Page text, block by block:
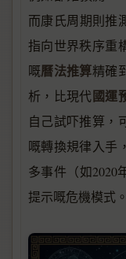
而康氏周期則推
指向世界秩序重
嘅曆法推算精確
析，比現代國運
自己試吓推算，
嘅轉換規律入手
多事件（如2020
提示嘅危機模式。